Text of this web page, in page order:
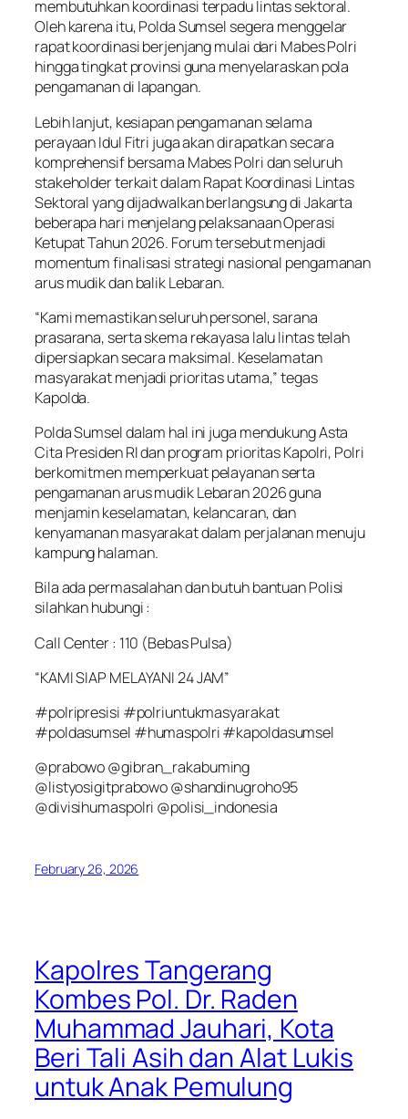
membutuhkan koordinasi terpadu lintas sektoral.
Oleh karena itu, Polda Sumsel segera menggelar
rapat koordinasi berjenjang mulai dari Mabes Polri
hingga tingkat provinsi guna menyelaraskan pola
pengamanan di lapangan.
Lebih lanjut, kesiapan pengamanan selama
perayaan Idul Fitri juga akan dirapatkan secara
komprehensif bersama Mabes Polri dan seluruh
stakeholder terkait dalam Rapat Koordinasi Lintas
Sektoral yang dijadwalkan berlangsung di Jakarta
beberapa hari menjelang pelaksanaan Operasi
Ketupat Tahun 2026. Forum tersebut menjadi
momentum finalisasi strategi nasional pengamanan
arus mudik dan balik Lebaran.
“Kami memastikan seluruh personel, sarana
prasarana, serta skema rekayasa lalu lintas telah
dipersiapkan secara maksimal. Keselamatan
masyarakat menjadi prioritas utama,” tegas
Kapolda.
Polda Sumsel dalam hal ini juga mendukung Asta
Cita Presiden RI dan program prioritas Kapolri, Polri
berkomitmen memperkuat pelayanan serta
pengamanan arus mudik Lebaran 2026 guna
menjamin keselamatan, kelancaran, dan
kenyamanan masyarakat dalam perjalanan menuju
kampung halaman.
Bila ada permasalahan dan butuh bantuan Polisi
silahkan hubungi :
Call Center : 110 (Bebas Pulsa)
“KAMI SIAP MELAYANI 24 JAM”
#polripresisi #polriuntukmasyarakat
#poldasumsel #humaspolri #kapoldasumsel
@prabowo @gibran_rakabuming
@listyosigitprabowo @shandinugroho95
@divisihumaspolri @polisi_indonesia
February 26, 2026
Kapolres Tangerang
Kombes Pol. Dr. Raden
Muhammad Jauhari, Kota
Beri Tali Asih dan Alat Lukis
untuk Anak Pemulung